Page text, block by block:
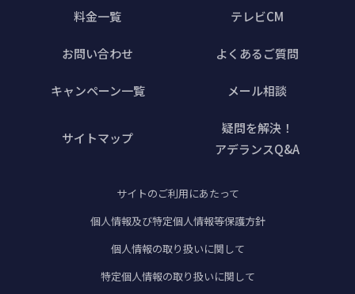
料金一覧 テレビCM
お問い合わせ よくあるご質問
キャンペーン一覧 メール相談
サイトマップ
疑問を解決！
アデランスQ&A
サイトのご利用にあたって
個人情報及び特定個人情報等保護方針
個人情報の取り扱いに関して
特定個人情報の取り扱いに関して